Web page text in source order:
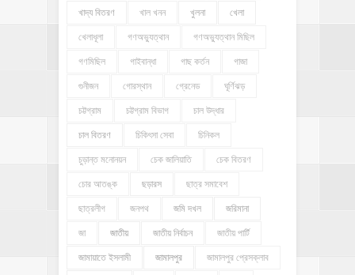
খাদ্য বিতরণ খাল খনন খুলনা খেলা
খেলাধূলা গণঅভ্যুত্থান গণঅভ্যুত্থান মিছিল
গণমিছিল গাইবান্ধা গাছ কর্তন গাজা
গুনীজন গোরস্থান গ্রেনেড ঘূর্ণিঝড়
চট্টগ্রাম চট্টগ্রাম বিভাগ চাল উদ্ধার
চাল বিতরণ চিকিৎসা সেবা চিনিকল
চুড়ান্ত মনোনয়ন চেক জালিয়াতি চেক বিতরণ
চোর আতঙ্ক ছড়ারস ছাত্র সমাবেশ
ছাত্রলীগ জনপথ জমি দখল জরিমানা
জা জাতীয় জাতীয় নির্বাচন জাতীয় পার্টি
জামায়াতে ইসলামী জামালপুর জামালপুর প্রেসক্লাব